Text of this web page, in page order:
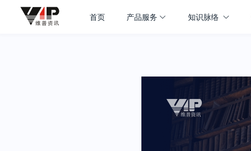
首页 产品服务 知识脉络